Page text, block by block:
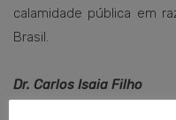
calamidade pública em
Brasil.
Dr. Carlos Isaia Filho